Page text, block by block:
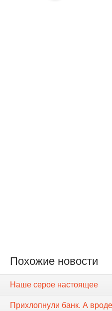
Похожие новости
Наше серое настоящее
Прихлопнули банк. А